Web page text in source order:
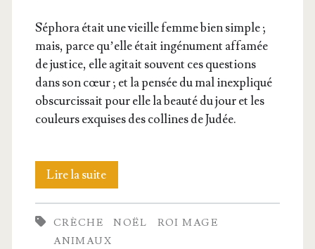
Sépho­ra était une vieille femme bien simple ;
mais, parce qu’elle était ingé­nu­ment affa­mée
de jus­tice, elle agi­tait sou­vent ces ques­tions
dans son cœur ; et la pen­sée du mal inex­pli­qué
obs­cur­cis­sait pour elle la beau­té du jour et les
cou­leurs exquises des col­lines de Judée.
Lire la suiteLe
Salut
des Bêtes
CRÈCHE NOËL
ROI MAGE
ANIMAUX